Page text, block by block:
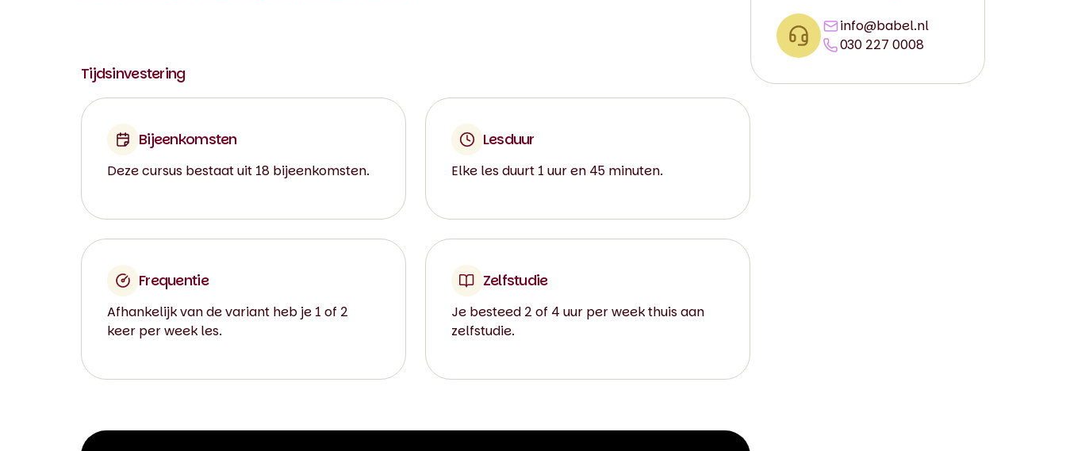
Tijdsinvestering
Bijeenkomsten
Deze cursus bestaat uit 18 bijeenkomsten.
Lesduur
Elke les duurt 1 uur en 45 minuten.
Frequentie
Afhankelijk van de variant heb je 1 of 2
keer per week les.
Zelfstudie
Je besteed 2 of 4 uur per week thuis aan
zelfstudie.
info@babel.nl
030 227 0008